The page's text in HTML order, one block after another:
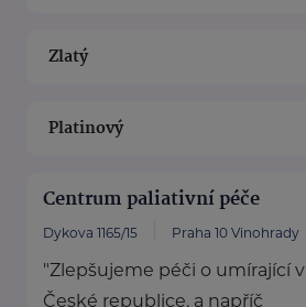
Zlatý
Platinový
Centrum paliativní péče
Dykova 1165/15 Praha 10 Vinohrady
"Zlepšujeme péči o umírající v
České republice, a napříč